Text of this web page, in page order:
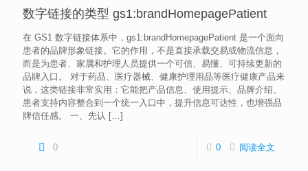
数字链接的类型 gs1:brandHomepagePatient
在 GS1 数字链接体系中，gs1:brandHomepagePatient 是一个面向
患者的品牌形象链接。它的作用，不是直接承载交易或物流信息，
而是为患者、家属和护理人员提供一个可信、易懂、可持续更新的
品牌入口。 对于药品、医疗器械、健康护理用品等医疗健康产品来
说，这类链接非常实用：它能把产品信息、使用提示、品牌介绍、
患者支持内容整合到一个统一入口中，提升信息可达性，也增强品
牌信任感。 一、先认 […]
0 0 阅读全文